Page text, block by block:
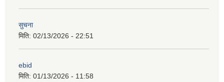
सुचना
मिति: 02/13/2026 - 22:51
ebid
मिति: 01/13/2026 - 11:58